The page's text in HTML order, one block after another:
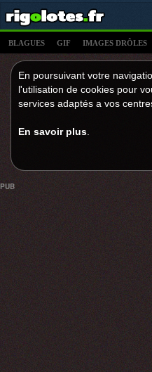
BLAGUES GIF IMAGES DRÔLES
En poursuivant votre
l'utilisation de cookies pour
services adaptés a vos
En savoir plus
PUB